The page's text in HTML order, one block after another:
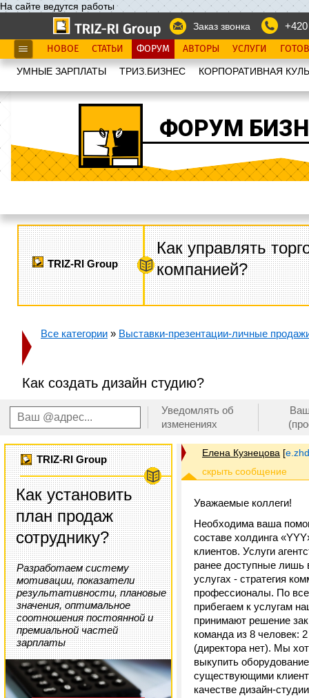
На сайте ведутся работы
Заказ звонка
НОВОЕ СТАТЬИ ФОРУМ АВТОРЫ УСЛУГИ
УМНЫЕ ЗАРПЛАТЫ ТРИЗ.БИЗНЕС КОРПОРАТИВНАЯ
ФОРУМ
TRIZ-RI Group
Как управлять
компанией?
Все категории » Выставки-презентации-личные
Как создать дизайн студию?
Уведомлять об
изменениях
TRIZ-RI Group
Как установить
план продаж
сотруднику?
Разработаем систему
мотивации, показатели
результативности, плановые
значения, оптимальное
соотношения постоянной и
премиальной частей
зарплаты
Елена Кузнецова [
Уважаемые коллеги!
Необходима ваша
составе холдинга
клиентов. Услуги
ранее доступные лишь
услугах - стратегия
профессионалы. По
прибегаем к услугам
принимают решение
команда из 8 человек:
(директора нет). Мы
выкупить
существующими
качестве дизайн-